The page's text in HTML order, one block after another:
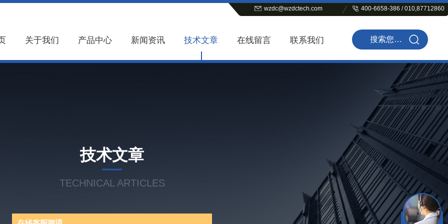
wzdc@wzdctech.com 400-6658-386 / 010,87712860
关于我们 产品中心 新闻资讯 技术文章 在线留言 联系我们
技术文章
TECHNICAL ARTICLES